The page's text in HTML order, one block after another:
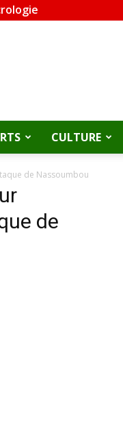
CULTURE
de Nassoumbou
de